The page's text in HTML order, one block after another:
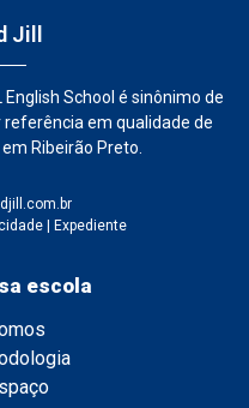
Jill
English School é sinônimo de
em qualidade de
Ribeirão Preto.
| Expediente
escola